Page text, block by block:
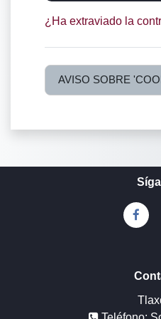
¿Ha extraviado la
AVISO SOBRE